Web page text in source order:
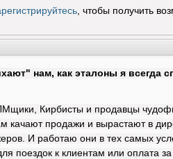
, чтобы получить
нам, как эталоны я всегда
Кирбисты и продавцы
качают продажи и вырастают в
И работаю они в тех самых
поездок к клиентам или оплата